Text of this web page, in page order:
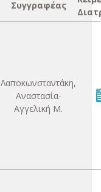
Συγγραφέας
Λαποκωνσταντάκη,
Αναστασία-
Αγγελική Μ.